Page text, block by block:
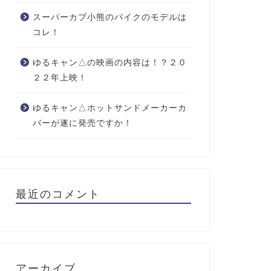
スーパーカブ小熊のバイクのモデルは
コレ！
ゆるキャン△の映画の内容は！？２０
２２年上映！
ゆるキャン△ホットサンドメーカーカ
バーが遂に発売ですか！
最近のコメント
アーカイブ